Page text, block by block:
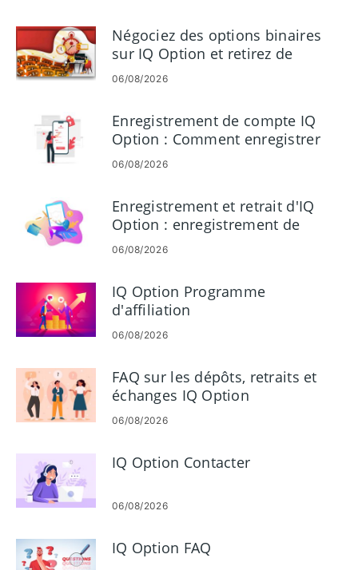
Négociez des options binaires
sur IQ Option et retirez de
l'argent
06/08/2026
Enregistrement de compte IQ
Option : Comment enregistrer
votre compte de trading
06/08/2026
Enregistrement et retrait d'IQ
Option : enregistrement de
compte et retrait
06/08/2026
IQ Option Programme
d'affiliation
06/08/2026
FAQ sur les dépôts, retraits et
échanges IQ Option
06/08/2026
IQ Option Contacter
06/08/2026
IQ Option FAQ